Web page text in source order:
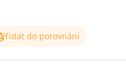
Přidat do porovnání